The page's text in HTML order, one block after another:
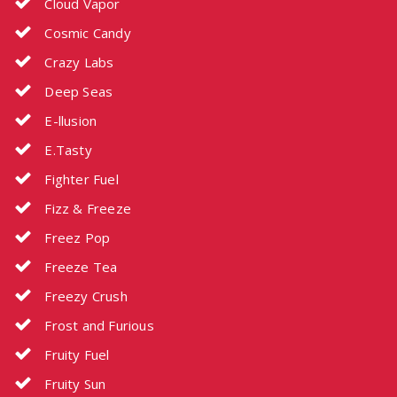
Cloud Vapor
Cosmic Candy
Crazy Labs
Deep Seas
E-llusion
E.Tasty
Fighter Fuel
Fizz & Freeze
Freez Pop
Freeze Tea
Freezy Crush
Frost and Furious
Fruity Fuel
Fruity Sun